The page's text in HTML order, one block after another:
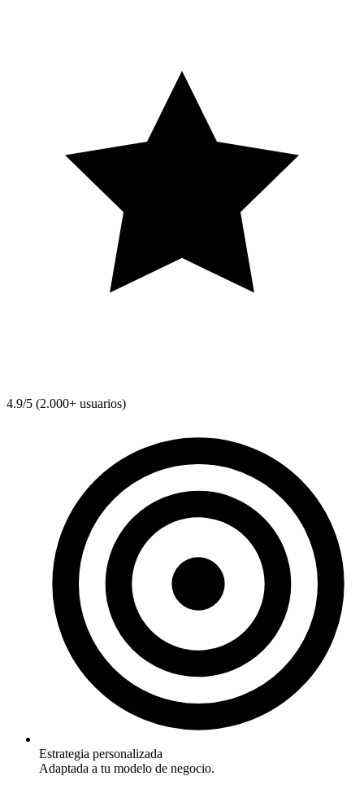
4.9/5 (2.000+ usuarios)
Estrategia personalizada
Adaptada a tu modelo de negocio.